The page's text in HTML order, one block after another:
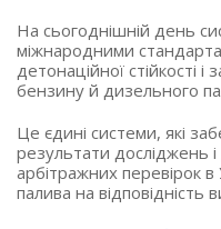
На сьогоднішній день
міжнародними
детонаційної стійкості
бензину й дизельного
Це єдині системи, які
результати досліджень
арбітражних перевірок
палива на